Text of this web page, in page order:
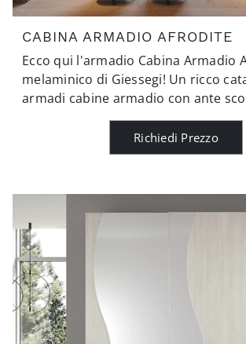
CABINA ARMADIO AFRODITE
Ecco qui l'armadio Cabina Armadio
melaminico di Giessegi! Un ricco
armadi cabine armadio con ante
Richiedi Prezzo